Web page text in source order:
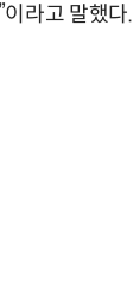
라고 말했다.